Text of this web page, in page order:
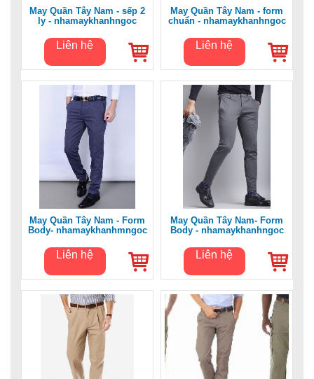
May Quần Tây Nam - sếp 2
ly - nhamaykhanhngoc
Liên hệ
May Quần Tây Nam - form
chuẩn - nhamaykhanhngoc
Liên hệ
May Quần Tây Nam - Form
Body- nhamaykhanhmngoc
Liên hệ
May Quần Tây Nam- Form
Body - nhamaykhanhngoc
Liên hệ